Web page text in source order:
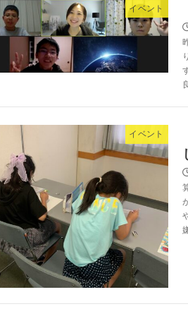
イベント
イベント